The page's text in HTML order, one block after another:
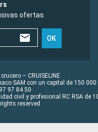
ofertas
OK
– CRUISELINE
SAM con un capital de 150 000
97 84 50
civil y profesional RC RSA de
reserved